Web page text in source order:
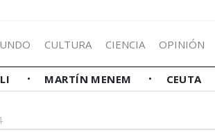
CULTURA CIENCIA OPINIÓN
MARTÍN MENEM CEUTA